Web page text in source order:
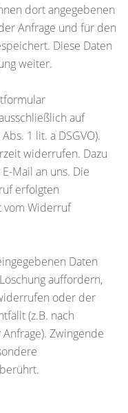
dort angegebenen
Anfrage und für den
Diese Daten
weiter.
auf
1 lit. a DSGVO).
widerrufen. Dazu
Mail an uns. Die
erfolgten
vom Widerruf
Daten
auffordern,
oder der
(z.B. nach
Zwingende